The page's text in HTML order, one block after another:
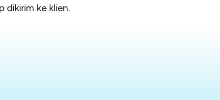
dikirim ke klien.